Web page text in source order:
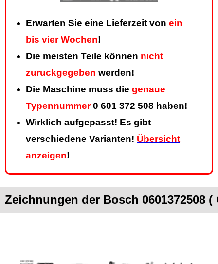
Erwarten Sie eine Lieferzeit von ein
bis vier Wochen!
Die meisten Teile können nicht
zurückgegeben werden!
Die Maschine muss die genaue
Typennummer0 601 372 508 haben!
Wirklich aufgepasst! Es gibt
verschiedene Varianten! Übersicht
anzeigen!
Zeichnungen der Bosch 0601372508 (